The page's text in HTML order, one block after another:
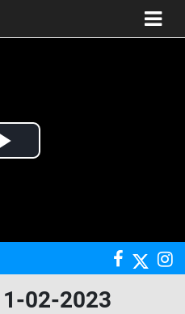
Play
02-2023